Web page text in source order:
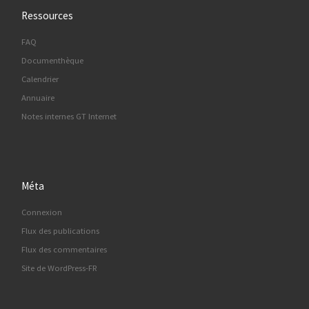
Ressources
FAQ
Documenthèque
Calendrier
Annuaire
Notes internes GT Internet
Méta
Connexion
Flux des publications
Flux des commentaires
Site de WordPress-FR